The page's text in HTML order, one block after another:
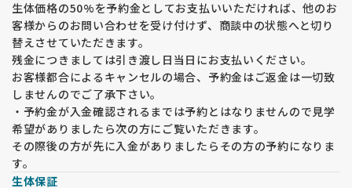
を指定された方が優先される場合があります。
・見学日時の最終受付は 15時 です。
・見学の際は 人数や来舎方法 を事前に確認し、確定された方
にのみ住所の近隣案内をお伝えします。
・ナビに当犬舎の住所が出ないため、指定の近隣住所でご案内
します。
・駐車場は1台分のみです。周辺に有料駐車場はありませんの
でご注意ください。
【健康管理と感染症対策】
・コロナウイルス感染症が5類に分類された後も、マスク着用
をお願いしています。マスク未着用の場合、見学をお断りいた
生体価格の50%を予約金としてお支払いいただければ、他のお
客様からのお問い合わせを受け付けず、商談中の状態へと切り
替えさせていただきます。
残金につきましては引き渡し日当日にお支払いください。
お客様都合によるキャンセルの場合、予約金はご返金は一切致
しませんのでご了承下さい。
・予約金が入金確認されるまでは予約とはなりませんので見学
希望がありましたら次の方にご覧いただきます。
その際後の方が先に入金がありましたらその方の予約になりま
す。
生体保証